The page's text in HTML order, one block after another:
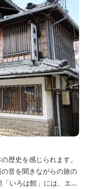
歴史を感じられます。
音を聞きながらの旅の